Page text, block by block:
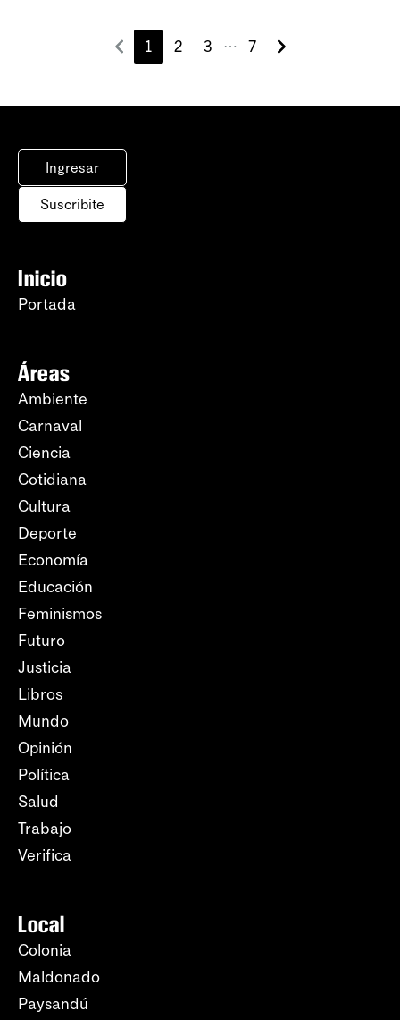
1 2 3 ⋯ 7
Ingresar
Suscribite
Inicio
Portada
Áreas
Ambiente
Carnaval
Ciencia
Cotidiana
Cultura
Deporte
Economía
Educación
Feminismos
Futuro
Justicia
Libros
Mundo
Opinión
Política
Salud
Trabajo
Verifica
Local
Colonia
Maldonado
Paysandú